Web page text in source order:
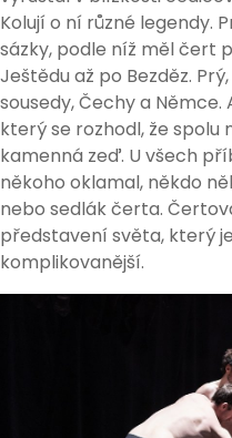
Kolují o ní různé legendy.
sázky, podle níž měl čert
Ještědu až po Bezděz.
sousedy, Čechy a
který se rozhodl, že spolu
kamenná zeď. U všech
někoho oklamal, někdo
nebo sedlák čerta.
představení světa, který
komplikovanější.